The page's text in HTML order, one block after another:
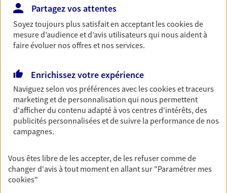
Garantie Accidents de la Vie
Bricoleuse, féru de jardinage, pâtissier en herbe
ou grande lectrice… personne n'est à l'abri d'un
accident du quotidien. Avec Ma Protection
revenus.
Découvrir l'offre Garantie Accidents de la Vie
OBTENIR UN TARIF EN LIGNE
Gagnez en simplicité et en sérénité avec votre
assurance multirisque entreprise. Un contrat
unique pour protéger vos locaux, matériels pro,
Partagez vos attentes
Soyez toujours plus satisfait en acceptant lescookiesde
mesure d’audience et d’avis utilisateurs qui nous aident à
faire évoluer nos offres et nos services.
Enrichissez votre expérience
Naviguez selon vos préférences avec lescookies et traceurs
marketing et de personnalisation qui nous permettent
d'afficher du contenu adapté à vos centres d'intérêts, des
publicités personnalisées et de suivre la performance de nos
campagnes.
Vous êtes libre de les accepter, de les refuser comme de
changer d'avis à tout moment en allant sur "Paramétrer mes
cookies"